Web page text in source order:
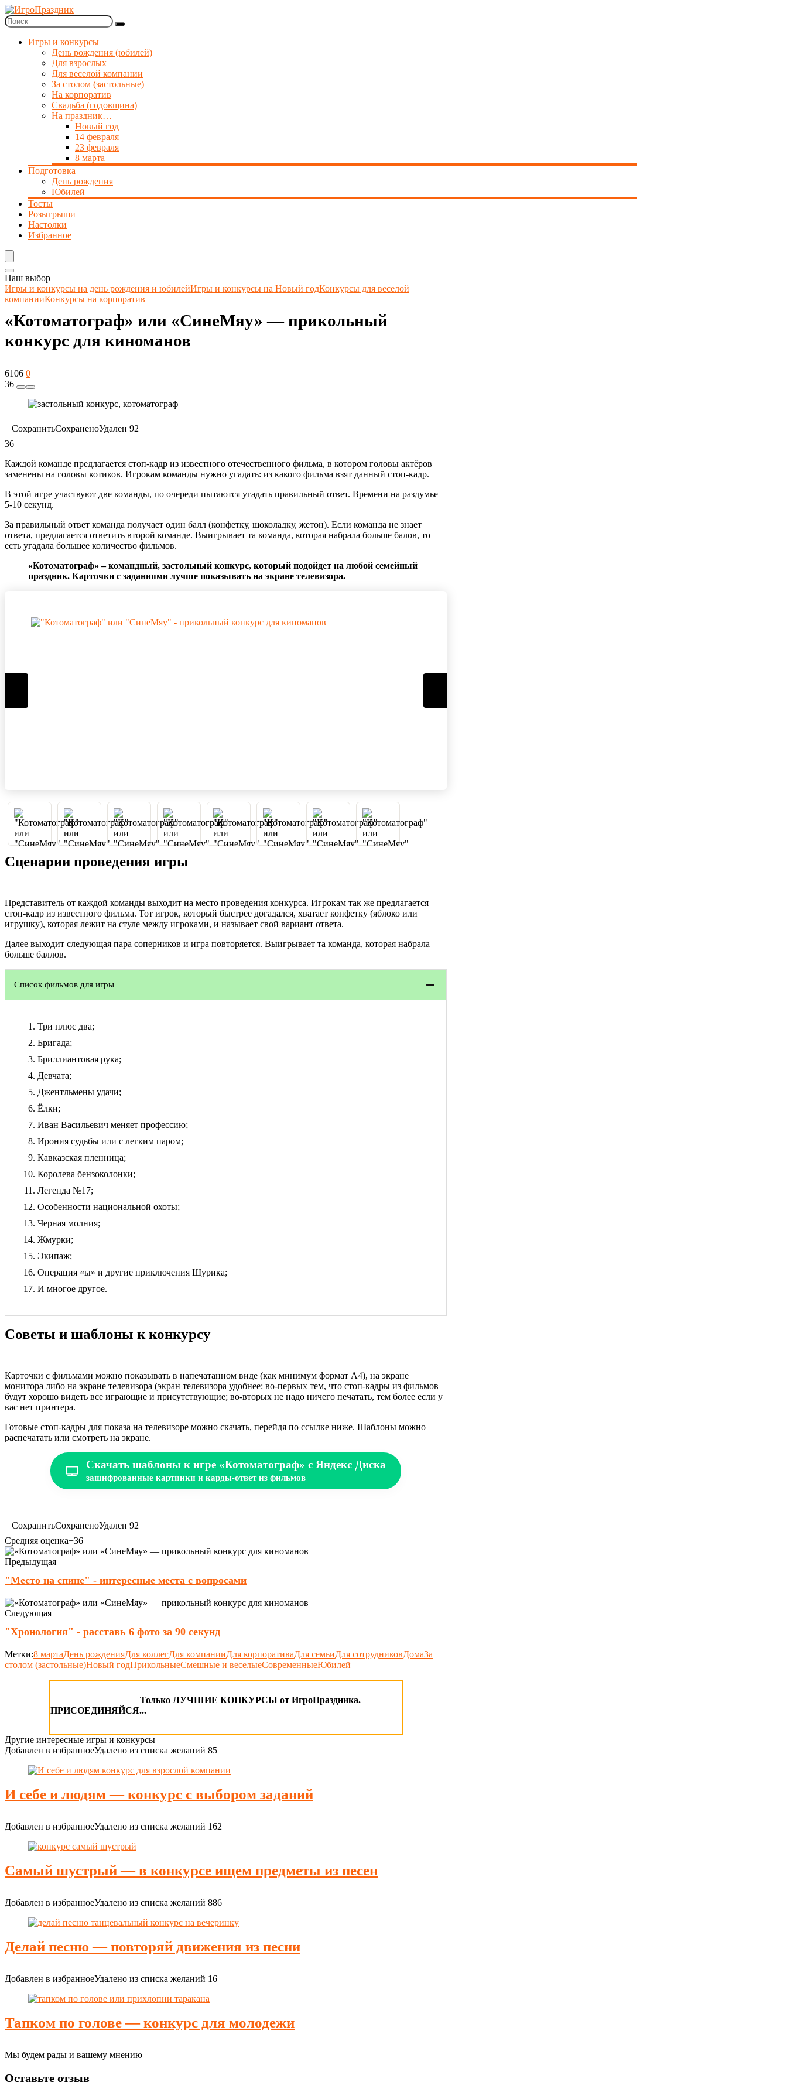
Игры и конкурсы
День рождения (юбилей)
Для взрослых
Для веселой компании
За столом (застольные)
На корпоратив
Свадьба (годовщина)
На праздник…
Новый год
14 февраля
23 февраля
8 марта
Подготовка
День рождения
Юбилей
Тосты
Розыгрыши
Настолки
Избранное
Наш выбор
Игры и конкурсы на день рождения и юбилейИгры и конкурсы на Новый годКонкурсы для веселой
компанииКонкурсы на корпоратив
«Котоматограф» или «СинеМяу» — прикольный
конкурс для киноманов
6106 0
36
СохранитьСохраненоУдален 92
36
Каждой команде предлагается стоп-кадр из известного отечественного фильма, в котором головы актёров
заменены на головы котиков. Игрокам команды нужно угадать: из какого фильма взят данный стоп-кадр.
В этой игре участвуют две команды, по очереди пытаются угадать правильный ответ. Времени на раздумье
5-10 секунд.
За правильный ответ команда получает один балл (конфетку, шоколадку, жетон). Если команда не знает
ответа, предлагается ответить второй команде. Выигрывает та команда, которая набрала больше балов, то
есть угадала большее количество фильмов.
«Котоматограф» – командный, застольный конкурс, который подойдет на любой семейный
праздник. Карточки с заданиями лучше показывать на экране телевизора.
Сценарии проведения игры
Представитель от каждой команды выходит на место проведения конкурса. Игрокам так же предлагается
стоп-кадр из известного фильма. Тот игрок, который быстрее догадался, хватает конфетку (яблоко или
игрушку), которая лежит на стуле между игроками, и называет свой вариант ответа.
Далее выходит следующая пара соперников и игра повторяется. Выигрывает та команда, которая набрала
больше баллов.
Список фильмов для игры
Три плюс два;
Бригада;
Бриллиантовая рука;
Девчата;
Джентльмены удачи;
Ёлки;
Иван Васильевич меняет профессию;
Ирония судьбы или с легким паром;
Кавказская пленница;
Королева бензоколонки;
Легенда №17;
Особенности национальной охоты;
Черная молния;
Жмурки;
Экипаж;
Операция «ы» и другие приключения Шурика;
И многое другое.
Советы и шаблоны к конкурсу
Карточки с фильмами можно показывать в напечатанном виде (как минимум формат А4), на экране
монитора либо на экране телевизора (экран телевизора удобнее: во-первых тем, что стоп-кадры из фильмов
будут хорошо видеть все играющие и присутствующие; во-вторых не надо ничего печатать, тем более если у
вас нет принтера.
Готовые стоп-кадры для показа на телевизоре можно скачать, перейдя по ссылке ниже. Шаблоны можно
распечатать или смотреть на экране.
Скачать шаблоны к игре «Котоматограф» с Яндекс Диска
зашифрованные картинки и карды-ответ из фильмов
СохранитьСохраненоУдален 92
Средняя оценка+36
Предыдущая
"Место на спине" - интересные места с вопросами
Следующая
"Хронология" - расставь 6 фото за 90 секунд
Метки:8 мартаДень рожденияДля коллегДля компанииДля корпоративаДля семьиДля сотрудниковДомаЗа
столом (застольные)Новый годПрикольныеСмешные и веселыеСовременныеЮбилей
Только ЛУЧШИЕ КОНКУРСЫ от ИгроПраздника.
ПРИСОЕДИНЯЙСЯ...
Другие интересные игры и конкурсы
Добавлен в избранноеУдалено из списка желаний 85
И себе и людям — конкурс с выбором заданий
Добавлен в избранноеУдалено из списка желаний 162
Самый шустрый — в конкурсе ищем предметы из песен
Добавлен в избранноеУдалено из списка желаний 886
Делай песню — повторяй движения из песни
Добавлен в избранноеУдалено из списка желаний 16
Тапком по голове — конкурс для молодежи
Мы будем рады и вашему мнению
Оставьте отзыв